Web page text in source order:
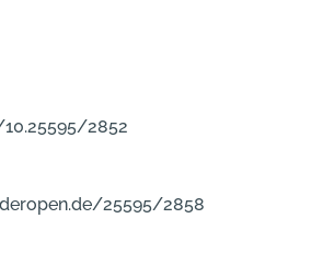
2852
25595/2858